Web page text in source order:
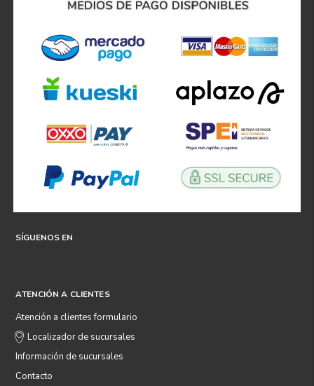
SÍGUENOS EN
ATENCIÓN A CLIENTES
Atención a clientes formulario
Localizador de sucursales
Información de sucursales
Contacto